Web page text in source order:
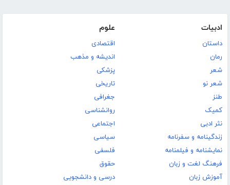
ادبیات
داستان
رمان
شعر
شعر نو
طنز
کمیک
نثر ادبی
زندگینامه و سفرنامه
نمایشنامه و فیلمنامه
فرهنگ لغت و زبان
آموزش زبان
علوم
اقتصادی
اندیشه و مذهب
پزشکی
تاریخی
جغرافی
روانشناسی
اجتماعی
سیاسی
فلسفی
حقوق
درسی و دانشجویی